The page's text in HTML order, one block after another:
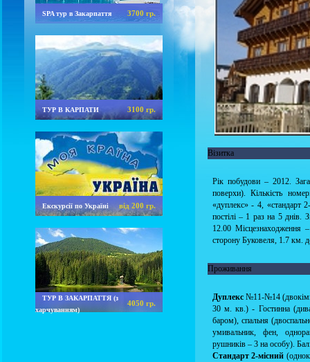
SPA тур в Закарпаття 3700 гр.
ТУР В КАРПАТИ 3100 гр.
Екскурсії по Україні від 200 гр.
ТУР В ЗАКАРПАТТЯ (з
харчуванням)
4050 гр.
Візитка
Рік побудови – 2012.
поверхи). Кількість
«дуплекс» - 4, «стандарт
постілі – 1 раз на 5 днів.
12.00 Місцезнаходження
сторону Буковеля, 1.7 км.
Проживання
Дуплекс№11-№14
30 м. кв.) - Гостинна
баром), спальня
умивальник, фен,
рушників – 3 на особу).
Стандарт 2-місний